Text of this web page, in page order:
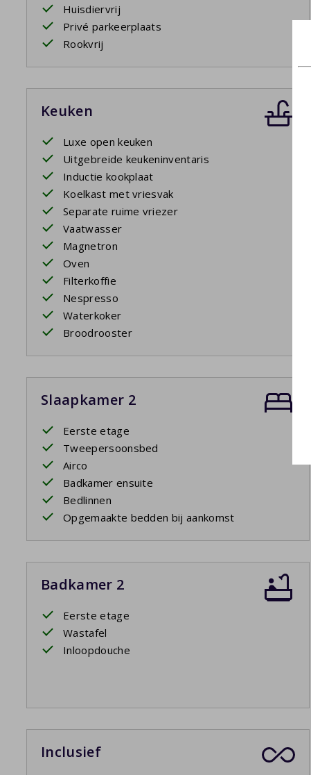
Huisdiervrij
Privé parkeerplaats
Rookvrij
Keuken
Luxe open keuken
Uitgebreide keukeninventaris
Inductie kookplaat
Koelkast met vriesvak
Separate ruime vriezer
Vaatwasser
Magnetron
Oven
Filterkoffie
Nespresso
Waterkoker
Broodrooster
Slaapkamer 2
Eerste etage
Tweepersoonsbed
Airco
Badkamer ensuite
Bedlinnen
Opgemaakte bedden bij aankomst
Badkamer 2
Eerste etage
Wastafel
Inloopdouche
Inclusief